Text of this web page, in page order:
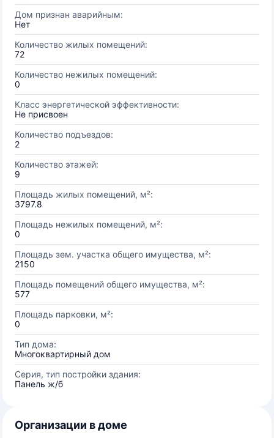
Дом признан аварийным:
Нет
Количество жилых помещений:
72
Количество нежилых помещений:
0
Класс энергетической эффективности:
Не присвоен
Количество подъездов:
2
Количество этажей:
9
Площадь жилых помещений, м²:
3797.8
Площадь нежилых помещений, м²:
0
Площадь зем. участка общего имущества, м²:
2150
Площадь помещений общего имущества, м²:
577
Площадь парковки, м²:
0
Тип дома:
Многоквартирный дом
Серия, тип постройки здания:
Панель ж/б
Организации в доме